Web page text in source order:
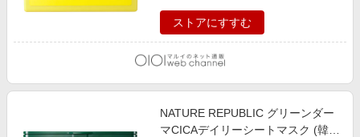
ストアにすすむ
NATURE REPUBLIC グリーンダー
マCICAデイリーシートマスク (韓国